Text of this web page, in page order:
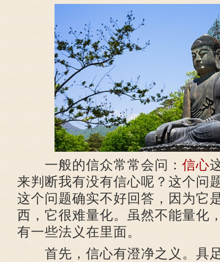
一般的信众常常会问： 信心
来判断我有没有信心呢？这个问
这个问题确实不好回答，因为它
西，它很难量化。虽然不能量化
有一些法义在里面。
首先，信心有澄净之义。具